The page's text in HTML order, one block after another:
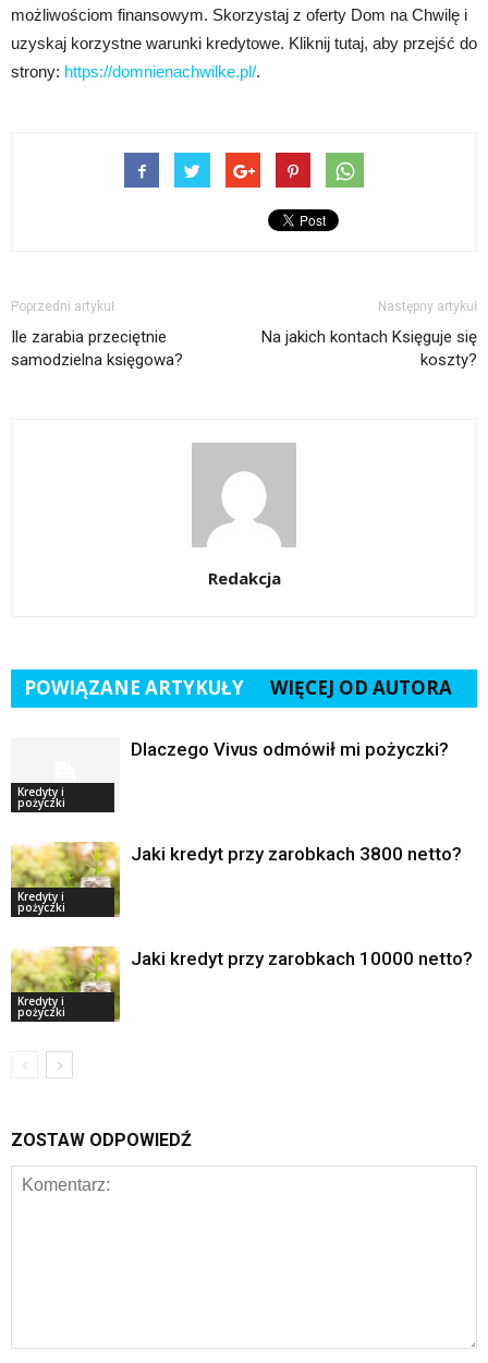
możliwościom finansowym. Skorzystaj z oferty Dom na Chwilę i
uzyskaj korzystne warunki kredytowe. Kliknij tutaj, aby przejść do
strony: https://domnienachwilke.pl/.
Poprzedni artykuł
Ile zarabia przeciętnie
samodzielna księgowa?
Następny artykuł
Na jakich kontach Księguje się
koszty?
Redakcja
POWIĄZANE ARTYKUŁY WIĘCEJ OD AUTORA
Kredyty i
pożyczki
Dlaczego Vivus odmówił mi pożyczki?
Kredyty i
pożyczki
Jaki kredyt przy zarobkach 3800 netto?
Kredyty i
pożyczki
Jaki kredyt przy zarobkach 10000 netto?
ZOSTAW ODPOWIEDŹ